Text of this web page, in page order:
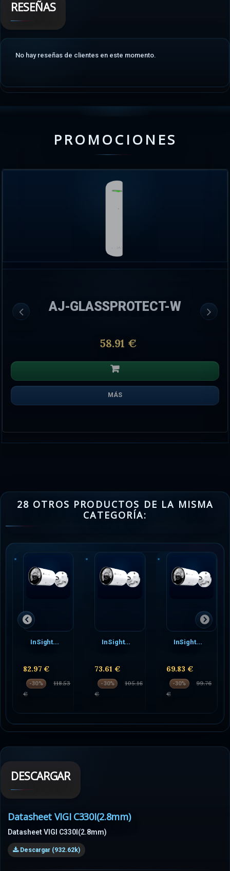
RESEÑAS
No hay reseñas de clientes en este momento.
PROMOCIONES
AJ-GLASSPROTECT-W
58.91 €
MÁS
28 OTROS PRODUCTOS DE LA MISMA
CATEGORÍA:
InSight...
82.97 €
-30%
118.53
€
InSight...
73.61 €
-30%
105.16
€
InSight...
69.83 €
-30%
99.76
€
DESCARGAR
Datasheet VIGI C330I(2.8mm)
Datasheet VIGI C330I(2.8mm)
Descargar (932.62k)